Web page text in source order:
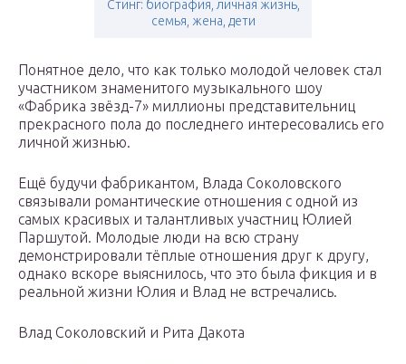
Стинг: биография, личная жизнь,
семья, жена, дети
Понятное дело, что как только молодой человек стал
участником знаменитого музыкального шоу
«Фабрика звёзд-7» миллионы представительниц
прекрасного пола до последнего интересовались его
личной жизнью.
Ещё будучи фабрикантом, Влада Соколовского
связывали романтические отношения с одной из
самых красивых и талантливых участниц Юлией
Паршутой. Молодые люди на всю страну
демонстрировали тёплые отношения друг к другу,
однако вскоре выяснилось, что это была фикция и в
реальной жизни Юлия и Влад не встречались.
Влад Соколовский и Рита Дакота